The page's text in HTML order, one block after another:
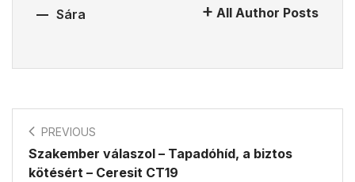
Sára All Author Posts
PREVIOUS
Szakember válaszol – Tapadóhíd, a biztos
kötésért – Ceresit CT19